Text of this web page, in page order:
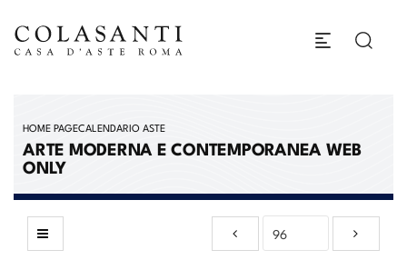
HOME PAGECALENDARIO ASTE
ARTE MODERNA E CONTEMPORANEA WEB
ONLY